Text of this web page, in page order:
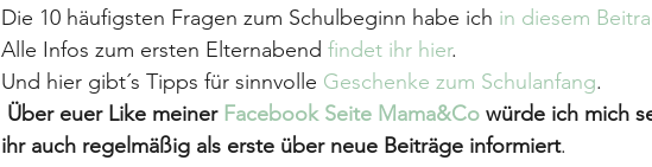
Die 10 häufigsten Fragen zum Schulbeginn habe ich in diesem
Alle Infos zum ersten Elternabend findet ihr hier.
Und hier gibt´s Tipps für sinnvolle Geschenke zum Schulanfang.
Über euer Like meiner Facebook Seite Mama&Co würde ich mich
ihr auch regelmäßig als erste über neue Beiträge informiert.